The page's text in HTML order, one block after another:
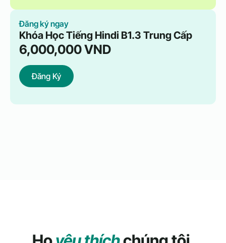
Đăng ký ngay
Khóa Học Tiếng Hindi B1.3 Trung Cấp
6,000,000VND
Đăng Ký